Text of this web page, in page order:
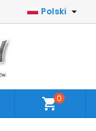
Polski 
shopping_cart0